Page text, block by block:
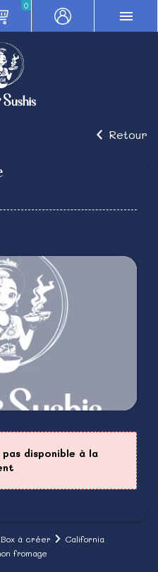
0
Retour
disponible à la
Box à créer
California
fromage